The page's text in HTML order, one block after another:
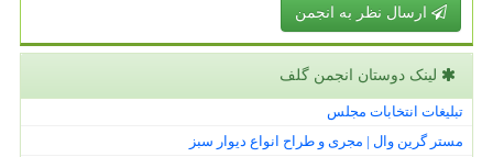
ارسال نظر به انجمن
لینک دوستان انجمن گلف
تبلیغات انتخابات مجلس
مستر گرین وال | مجری و طراح انواع دیوار سبز